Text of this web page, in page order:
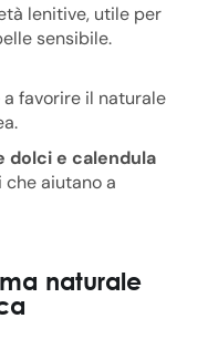
lenitive, utile per
sensibile.
favorire il naturale
dolci e calendula
aiutano a
naturale